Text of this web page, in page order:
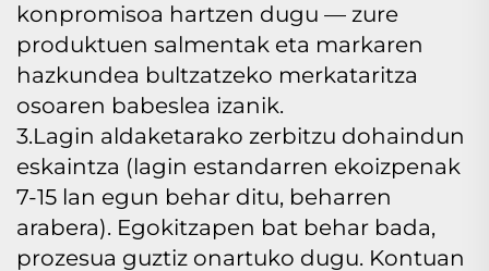
konpromisoa hartzen dugu — zure
produktuen salmentak eta markaren
hazkundea bultzatzeko merkataritza
osoaren babeslea izanik.
3.Lagin aldaketarako zerbitzu dohaindun
eskaintza (lagin estandarren ekoizpenak
7-15 lan egun behar ditu, beharren
arabera). Egokitzapen bat behar bada,
prozesua guztiz onartuko dugu. Kontuan